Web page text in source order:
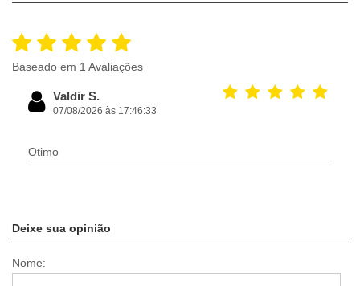
Baseado em 1 Avaliações
Valdir S.
07/08/2026 às 17:46:33
Otimo
Deixe sua opinião
Nome: